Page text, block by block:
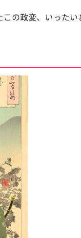
の政変、いったい